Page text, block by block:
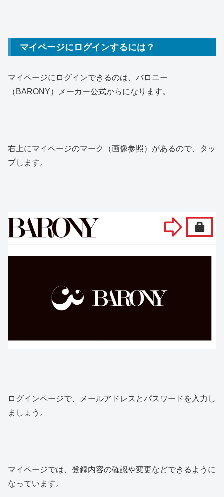
マイページにログインするには？
マイページにログインできるのは、バロニー
（BARONY）メーカー公式からになります。
右上にマイページのマーク（画像参照）があるので、タッ
プします。
ログインページで、メールアドレスとパスワードを入力し
ましょう。
マイページでは、登録内容の確認や変更などできるように
なっています。